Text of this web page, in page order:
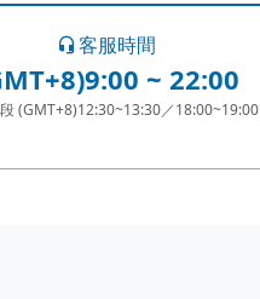
客服時間
~ 22:00
(GMT+8)12:30~13:30／18:00~19:00